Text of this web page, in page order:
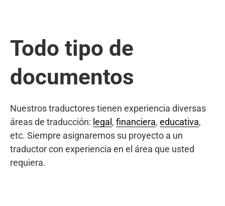
Todo tipo de
documentos
Nuestros traductores tienen experiencia diversas
áreas de traducción: legal , financiera, educativa,
etc. Siempre asignaremos su proyecto a un
traductor con experiencia en el área que usted
requiera.